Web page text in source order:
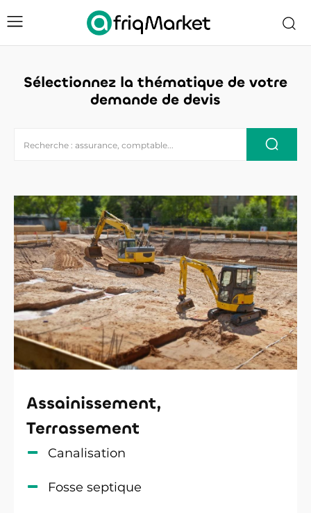
Sélectionnez la thématique de votre
demande de devis
Recherche : assurance, comptable...
Assainissement,
Terrassement
Canalisation
Fosse septique